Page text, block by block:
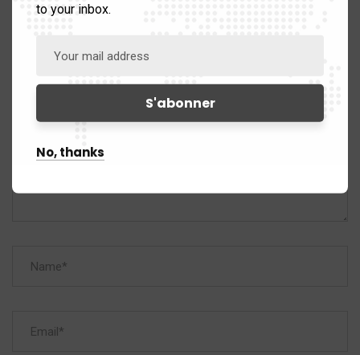
Leave A Comment
to your inbox.
No, thanks